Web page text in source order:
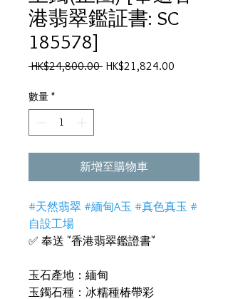
港翡翠鑑証書: SC
185578]
HK$24,800.00 一HK$21,824.00
數量 *
新增至購物車
#天然翡翠 #緬甸A玉 #真色真玉 #
自設工場
✅ 奉送 "香港翡翠鑑證書"
玉石產地：緬甸
玉鐲石種：冰糯種椿帶彩